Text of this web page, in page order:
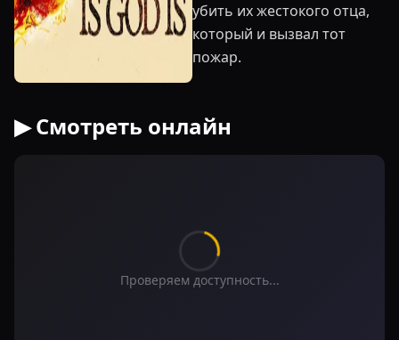
убить их жестокого отца,
который и вызвал тот
пожар.
▶ Смотреть онлайн
Проверяем доступность...